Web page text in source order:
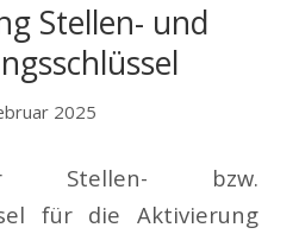
Stellen- und
2025
Stellen- bzw.
für die Aktivierung